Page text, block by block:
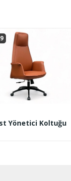
Yönetici Koltuğu